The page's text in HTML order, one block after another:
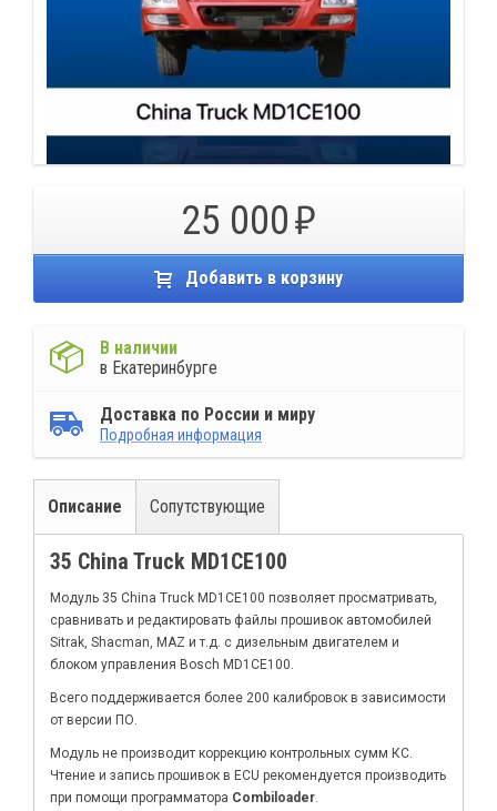
25 000
Добавить в корзину
В наличии
в Екатеринбурге
Доставка по России и миру
Подробная информация
Описание Сопутствующие
35 China Truck MD1CE100
Модуль 35 China Truck MD1CE100 позволяет просматривать,
сравнивать и редактировать файлы прошивок автомобилей
Sitrak, Shacman, MAZ и т.д. с дизельным двигателем и
блоком управления Bosch MD1CE100.
Всего поддерживается более 200 калибровок в зависимости
от версии ПО.
Модуль не производит коррекцию контрольных сумм КС.
Чтение и запись прошивок в ECU рекомендуется производить
при помощи программатора Combiloader.